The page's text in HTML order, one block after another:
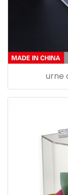
urne